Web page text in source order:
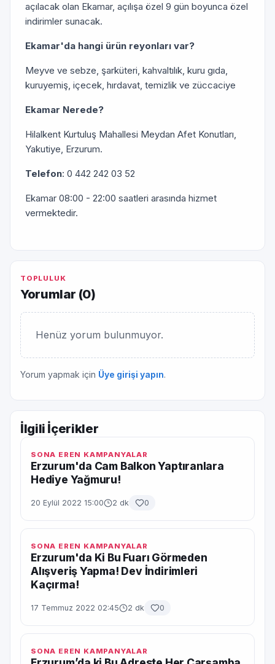
açılacak olan Ekamar, açılışa özel 9 gün boyunca özel
indirimler sunacak.
Ekamar'da hangi ürün reyonları var?
Meyve ve sebze, şarküteri, kahvaltılık, kuru gıda,
kuruyemiş, içecek, hırdavat, temizlik ve züccaciye
Ekamar Nerede?
Hilalkent Kurtuluş Mahallesi Meydan Afet Konutları,
Yakutiye, Erzurum.
Telefon: 0 442 242 03 52
Ekamar 08:00 - 22:00 saatleri arasında hizmet
vermektedir.
TOPLULUK
Yorumlar (0)
Henüz yorum bulunmuyor.
Yorum yapmak için Üye girişi yapın.
İlgili İçerikler
SONA EREN KAMPANYALAR
Erzurum'da Cam Balkon Yaptıranlara
Hediye Yağmuru!
20 Eylül 2022 15:00 2 dk 0
SONA EREN KAMPANYALAR
Erzurum'da Ki Bu Fuarı Görmeden
Alışveriş Yapma! Dev İndirimleri
Kaçırma!
17 Temmuz 2022 02:45 2 dk 0
SONA EREN KAMPANYALAR